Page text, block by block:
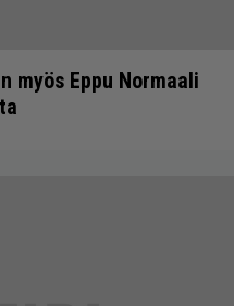
myös Eppu Normaali